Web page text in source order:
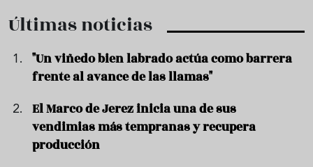
Últimas noticias
"Un viñedo bien labrado actúa como barrera
frente al avance de las llamas"
El Marco de Jerez inicia una de sus
vendimias más tempranas y recupera
producción